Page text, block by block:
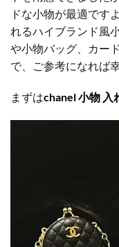
ドな小物が最適です
れるハイブランド風
や小物バッグ、カー
で、ご参考になれば
まずはchanel 小物 入